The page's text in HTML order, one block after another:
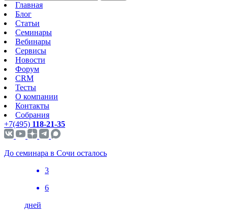
Главная
Блог
Статьи
Семинары
Вебинары
Сервисы
Новости
Форум
CRM
Тесты
О компании
Контакты
Собрания
+7(495) 118-21-35
До семинара в Сочи осталось
3
6
дней